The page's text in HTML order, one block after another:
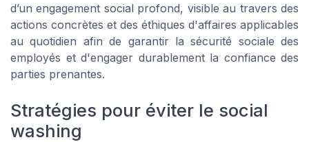
d’un engagement social profond, visible au travers des
actions concrètes et des éthiques d'affaires applicables
au quotidien afin de garantir la sécurité sociale des
employés et d'engager durablement la confiance des
parties prenantes.
Stratégies pour éviter le social
washing